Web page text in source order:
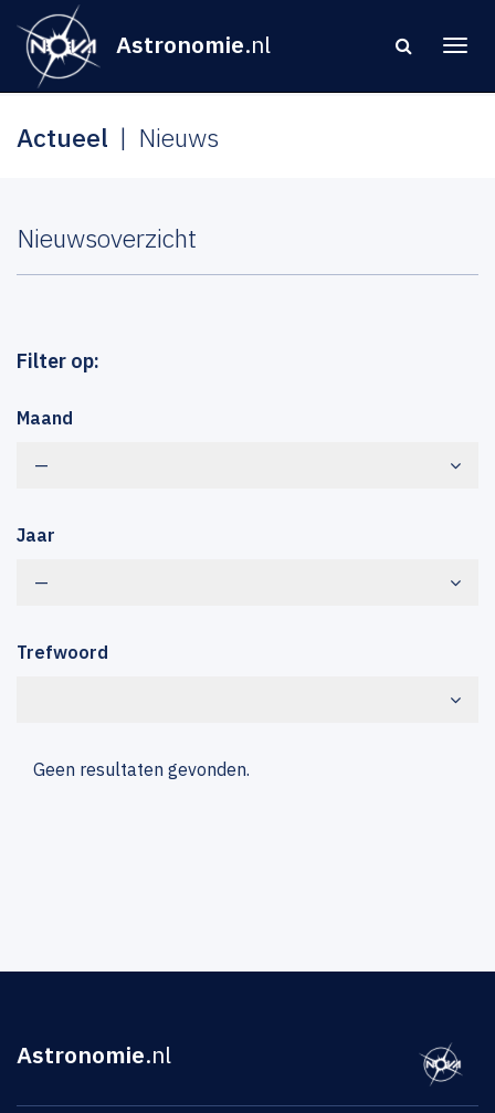
Astronomie.nl
Actueel Nieuws
Nieuwsoverzicht
Filter op:
Maand
—
Jaar
—
Trefwoord
Geen resultaten gevonden.
Astronomie.nl